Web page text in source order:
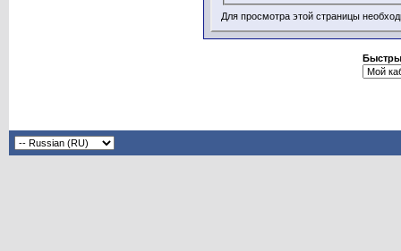
Для просмотра этой страницы